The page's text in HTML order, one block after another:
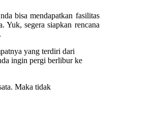
bisa mendapatkan fasilitas
Yuk, segera siapkan rencana
yang terdiri dari
ingin pergi berlibur ke
Maka tidak